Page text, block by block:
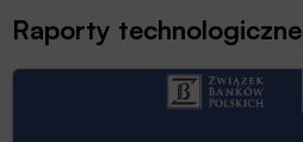
Raporty technologiczne